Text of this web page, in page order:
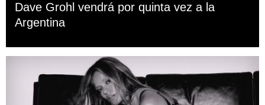
Dave Grohl vendrá por quinta vez a la
Argentina